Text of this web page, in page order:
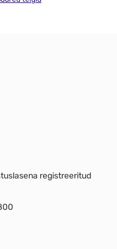
registreeritud